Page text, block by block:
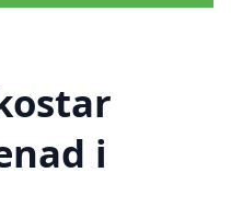
i